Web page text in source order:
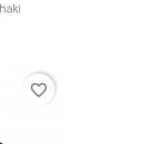
favorite_border